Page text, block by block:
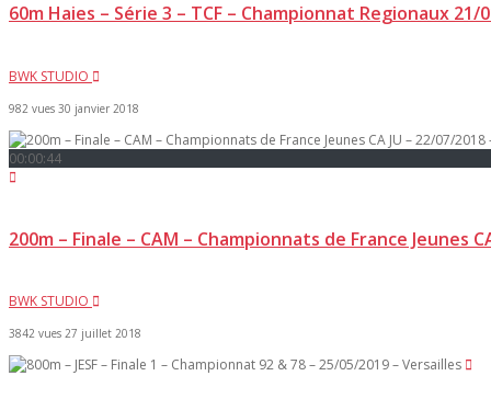
60m Haies – Série 3 – TCF – Championnat Regionaux 21/
BWK STUDIO
982 vues 30 janvier 2018
00:00:44
200m – Finale – CAM – Championnats de France Jeunes
BWK STUDIO
3842 vues 27 juillet 2018